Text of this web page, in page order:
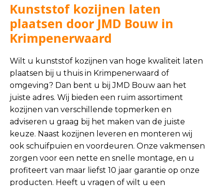
Kunststof kozijnen laten
plaatsen door JMD Bouw in
Krimpenerwaard
Wilt u kunststof kozijnen van hoge kwaliteit laten
plaatsen bij u thuis in Krimpenerwaard of
omgeving? Dan bent u bij JMD Bouw aan het
juiste adres. Wij bieden een ruim assortiment
kozijnen van verschillende topmerken en
adviseren u graag bij het maken van de juiste
keuze. Naast kozijnen leveren en monteren wij
ook schuifpuien en voordeuren. Onze vakmensen
zorgen voor een nette en snelle montage, en u
profiteert van maar liefst 10 jaar garantie op onze
producten. Heeft u vragen of wilt u een